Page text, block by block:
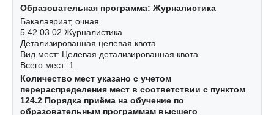
Образовательная программа: Журналистика
Бакалавриат, очная
5.42.03.02 Журналистика
Детализированная целевая квота
Вид мест: Целевая детализированная квота.
Всего мест: 1.
Количество мест указано с учетом
перераспределения мест в соответствии с пунктом
124.2 Порядка приёма на обучение по
образовательным программам высшего